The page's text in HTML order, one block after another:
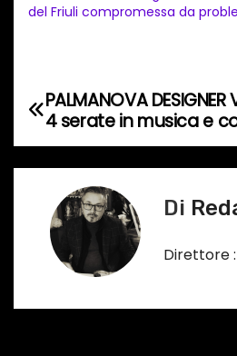
a
t
c
o
o
del Friuli compromessa da
N
a
PALMANOVA
4 serate in musica e
Di
Direttore